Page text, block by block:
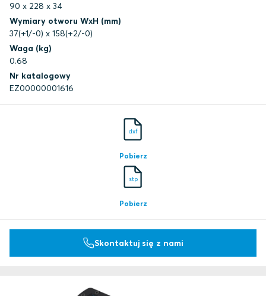
90 x 228 x 34
Wymiary otworu WxH (mm)
37(+1/-0) x 158(+2/-0)
Waga (kg)
0.68
Nr katalogowy
EZ00000001616
dxf
Pobierz
stp
Pobierz
Skontaktuj się z nami